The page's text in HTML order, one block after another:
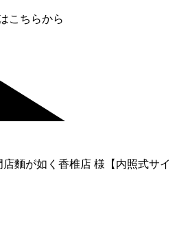
こちらから
麵が如く香椎店 様【内照式サイ